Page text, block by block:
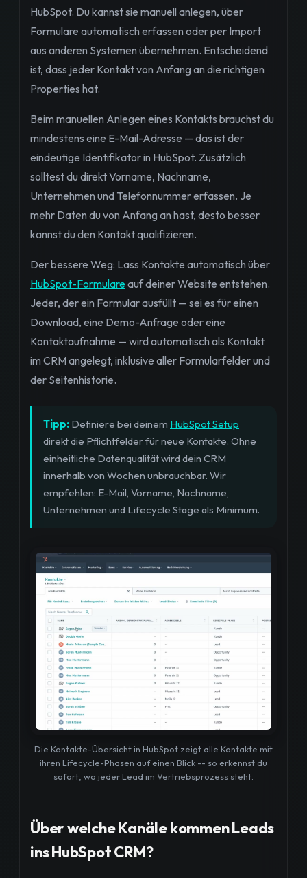
HubSpot. Du kannst sie manuell anlegen, über
Formulare automatisch erfassen oder per Import
aus anderen Systemen übernehmen. Entscheidend
ist, dass jeder Kontakt von Anfang an die richtigen
Properties hat.
Beim manuellen Anlegen eines Kontakts brauchst du
mindestens eine E-Mail-Adresse — das ist der
eindeutige Identifikator in HubSpot. Zusätzlich
solltest du direkt Vorname, Nachname,
Unternehmen und Telefonnummer erfassen. Je
mehr Daten du von Anfang an hast, desto besser
kannst du den Kontakt qualifizieren.
Der bessere Weg: Lass Kontakte automatisch über
HubSpot-Formulare auf deiner Website entstehen.
Jeder, der ein Formular ausfüllt — sei es für einen
Download, eine Demo-Anfrage oder eine
Kontaktaufnahme — wird automatisch als Kontakt
im CRM angelegt, inklusive aller Formularfelder und
der Seitenhistorie.
Tipp: Definiere bei deinem HubSpot Setup
direkt die Pflichtfelder für neue Kontakte. Ohne
einheitliche Datenqualität wird dein CRM
innerhalb von Wochen unbrauchbar. Wir
empfehlen: E-Mail, Vorname, Nachname,
Unternehmen und Lifecycle Stage als Minimum.
Die Kontakte-Übersicht in HubSpot zeigt alle Kontakte mit
ihren Lifecycle-Phasen auf einen Blick -- so erkennst du
sofort, wo jeder Lead im Vertriebsprozess steht.
Über welche Kanäle kommen Leads
ins HubSpot CRM?